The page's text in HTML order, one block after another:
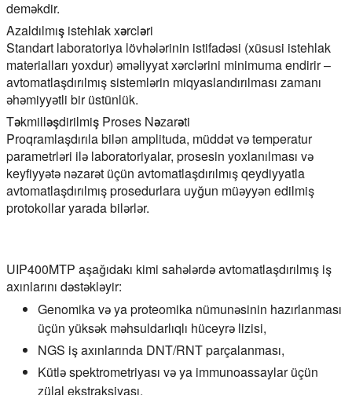
deməkdir.
Azaldılmış istehlak xərcləri
Standart laboratoriya lövhələrinin istifadəsi (xüsusi istehlak
materialları yoxdur) əməliyyat xərclərini minimuma endirir –
avtomatlaşdırılmış sistemlərin miqyaslandırılması zamanı
əhəmiyyətli bir üstünlük.
Təkmilləşdirilmiş Proses Nəzarəti
Proqramlaşdırıla bilən amplituda, müddət və temperatur
parametrləri ilə laboratoriyalar, prosesin yoxlanılması və
keyfiyyətə nəzarət üçün avtomatlaşdırılmış qeydiyyatla
avtomatlaşdırılmış prosedurlara uyğun müəyyən edilmiş
protokollar yarada bilərlər.
UIP400MTP aşağıdakı kimi sahələrdə avtomatlaşdırılmış iş
axınlarını dəstəkləyir:
Genomika və ya proteomika nümunəsinin hazırlanması
üçün yüksək məhsuldarlıqlı hüceyrə lizisi,
NGS iş axınlarında DNT/RNT parçalanması,
Kütlə spektrometriyası və ya immunoassaylar üçün
zülal ekstraksiyası,